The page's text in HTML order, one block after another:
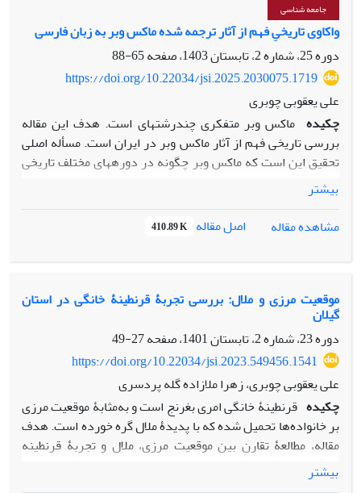
جامعه شناسی
واکاوی تاریخیِ فهم از آثار ترجمه شده ماکس وبر به زبان فارسی
دوره 25، شماره 2، تابستان 1403، صفحه
65-88
https://doi.org/10.22034/jsi.2025.2030075.1719
علی یعقوبی چوبری
چکیده ماکس وبر متفکری چندرشته­ای است. هدف این مقاله
بررسی تاریخی فهم از آثار ماکس وبر در ایراناست. مسأله اصلی
تحقیق این است که ماکس وبر چگونه در دوره­های مختلف تاریخی
در ایران روایت شده است؟ برمبنای یافته­های تحقیق فهم ماکس
وبر در ایران در دوره­های مختلف یکدست نیست. در دورۀ نخست
و در ابتدای تأسیس جامعه­شناسی در ایران که همزمان با غلبۀ
گفتمان کنتی-دورکیمی است، ماکس وبر جایگاه قابل­توجهی در
فضای دانشگاهی و حتی غیرآکادمیک نداشته است. در دوره دوم
مارکسیستی در ایران توسعه یافت و به­تدریج از برخی مفاهیم
وبری و اندیشه­های او برای تبیین وقایع تاریخی استفاده شد. در
دورۀ سوم تحولات زیادی در عرصه داخلی و بین‌المللی رخ داد.
استعاره­ها و مفاهیم مارکسیستی کاهش و درمقابل مفاهیم وبری
رونق بیشتری یافت.
بیشتر
مشاهده مقاله
اصل مقاله 410.89 K
موقعیت‌ مرزی و ملال: بررسی تجربۀ قرنطینۀ خانگی در استان
گیلان
دوره 23، شماره 2، تابستان 1401، صفحه
27-49
https://doi.org/10.22034/jsi.2023.549456.1541
علی یعقوبی چوبری، زهرا ملازاده گله پردسری
چکیده قرنطینۀ خانگی امری بغرنج است و به‌مثابۀ موقعیت مرزی
بر خانواده‌ها تحمیل شده که با پدیدۀ ملال گره خورده است. هدف
مقاله، مطالعۀ تقارنِ بین موقعیت مرزی، ملال و تجربۀ قرنطینه
خانگی در پیک اول کروناست. این مطالعه از رویکرد کیفی، روش
تحلیل مضمون و مصاحبه‌های نیمه‌ساخت‌یافته برای گردآوری
بیشتر